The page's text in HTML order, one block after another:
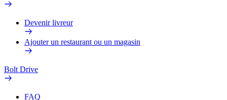
Devenir livreur
Ajouter un restaurant ou un magasin
Bolt Drive
FAQ